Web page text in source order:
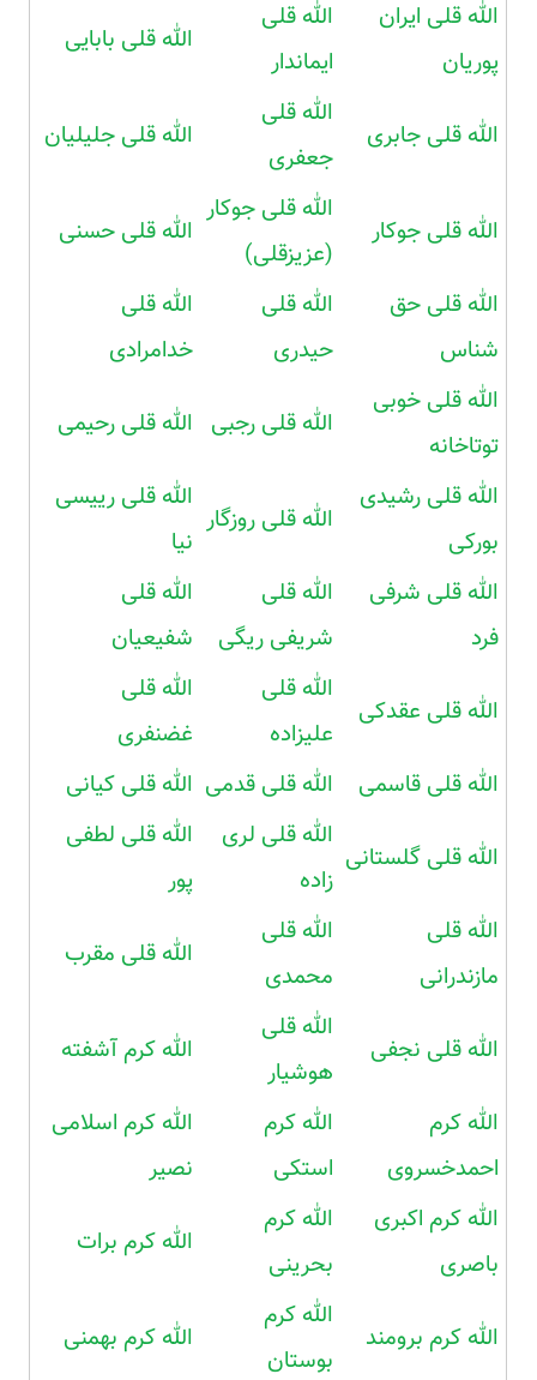
الله قلی ایران
پوریان
الله قلی
ایماندار
الله قلی بابایی
الله قلی جابری
الله قلی
جعفری
الله قلی جلیلیان
الله قلی جوکار
الله قلی جوکار
(عزیزقلی)
الله قلی حسنی
الله قلی حق
شناس
الله قلی
حیدری
الله قلی
خدامرادی
الله قلی خوبی
توتاخانه
الله قلی رجبی الله قلی رحیمی
الله قلی رشیدی
بورکی
الله قلی روزگار
الله قلی رییسی
نیا
الله قلی شرفی
فرد
الله قلی
شریفی ریگی
الله قلی
شفیعیان
الله قلی عقدکی
الله قلی
علیزاده
الله قلی
غضنفری
الله قلی قاسمی
الله قلی قدمی الله قلی کیانی
الله قلی گلستانی
الله قلی لری
زاده
الله قلی لطفی
پور
الله قلی
مازندرانی
الله قلی
محمدی
الله قلی مقرب
الله قلی نجفی
الله قلی
هوشیار
الله کرم آشفته
الله کرم
احمدخسروی
الله کرم
استکی
الله کرم اسلامی
نصیر
الله کرم اکبری
باصری
الله کرم
بحرینی
الله کرم برات
الله کرم برومند
الله کرم
بوستان
الله کرم بهمنی